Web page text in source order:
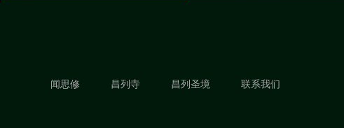
闻思修 昌列寺 昌列圣境 联系我们